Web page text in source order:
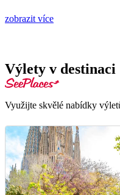
zobrazit více
Výlety v destinaci
Využijte skvělé nabídky